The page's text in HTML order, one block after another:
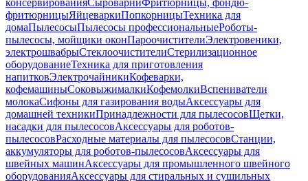
консервированияСыроварниФритюрницы, фондю-
фритюрницыЯйцеваркиПопкорницыТехника для
домаПылесосыПылесосы профессиональныеРоботы-
пылесосы, мойщики оконПароочистителиЭлектровеники,
электрошвабрыСтеклоочистителиСтерилизационное
оборудованиеТехника для приготовления
напитковЭлектрочайникиКофеварки,
кофемашиныСоковыжималкиКофемолкиВспениватели
молокаСифоны для газирования водыАксессуары для
домашней техникиПринадлежности для пылесосовЩетки,
насадки для пылесосовАксессуары для роботов-
пылесосовРасходные материалы для пылесосовСтанции,
аккумуляторы для роботов-пылесосовАксессуары для
швейных машинАксессуары для промышленного швейного
оборудованияАксессуары для стиральных и сушильных